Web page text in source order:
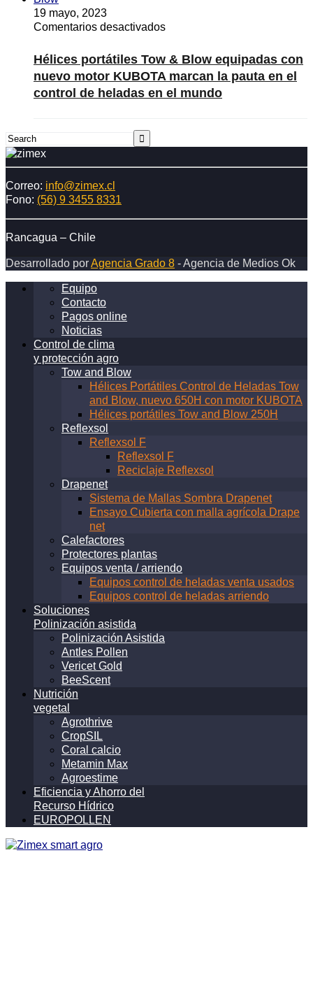
19 mayo, 2023
Comentarios desactivadosen
portátiles
Tow
&
Blow
KUBOTA
en
de
Hélices portátiles Tow & Blow equipadas con
nuevo motor KUBOTA marcan la pauta en el
control de heladas en el mundo
Correo: info@zimex.cl
Fono: (56) 9 3455 8331
Rancagua – Chile
Desarrollado porAgencia Grado 8 - Agencia de Medios Ok
Equipo
Contacto
Pagos online
Noticias
Control de clima
y protección agro
Tow and Blow
Hélices Portátiles Control de Heladas Tow
and Blow, nuevo 650H con motor KUBOTA
Hélices portátiles Tow and Blow 250H
Reflexsol
Reflexsol F
Reflexsol F
Reciclaje Reflexsol
Drapenet
Sistema de Mallas Sombra Drapenet
Ensayo Cubierta con malla agrícola Drape
net
Calefactores
Protectores plantas
Equipos venta / arriendo
Equipos control de heladas venta usados
Equipos control de heladas arriendo
Soluciones
Polinización asistida
Polinización Asistida
Antles Pollen
Vericet Gold
BeeScent
Nutrición
vegetal
Agrothrive
CropSIL
Coral calcio
Metamin Max
Agroestime
Eficiencia y Ahorro del
Recurso Hídrico
EUROPOLLEN